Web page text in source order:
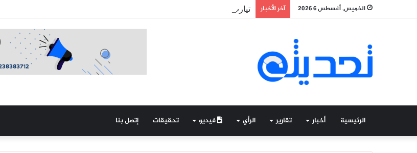
الخميس, أغسطس 6 2026 آخر الأخبار تيارت.. مواطن يتهم جهات بالاستيلاء على قطعتيه الأرضيتين ويطالب بالإنصاف
الرئيسية أخبار تقارير الرأي فيديو تحقيقات إتصل بنا